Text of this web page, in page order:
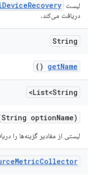
لیست
دریافت می‌کند.
String
getName
()
List<String>
optionName)
لیستی از مقادیر گزینه‌ها را
MetricCollector